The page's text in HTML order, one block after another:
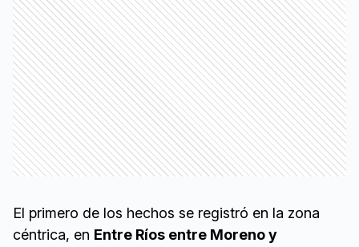
El primero de los hechos se registró en la zona
céntrica, en Entre Ríos entre Moreno y